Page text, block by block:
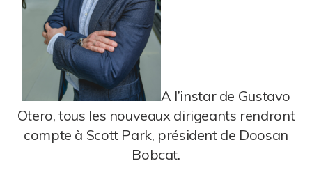
A l’instar de Gustavo
Otero, tous les nouveaux dirigeants rendront
compte à Scott Park, président de Doosan
Bobcat.